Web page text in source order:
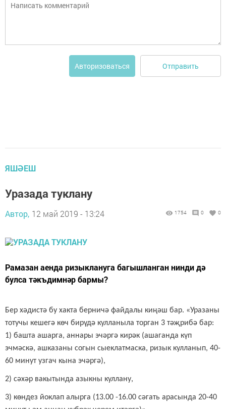
Авторизоваться Отправить
ЯШӘЕШ
Уразада туклану
Автор, 12 май 2019 - 13:24 1754 0 0
Рамазан аенда ризыклануга багышланган нинди дә
булса тәкъдимнәр бармы?
Бер хәдистә бу хакта берничә файдалы киңәш бар. «Уразаны
тотучы кешегә көч бирүдә кулланыла торган 3 тәҗрибә бар:
1) башта ашарга, аннары эчәргә кирәк (ашаганда күп
эчмәскә, ашказаны согын сыеклатмаска, ризык кулланып, 40-
60 минут узгач кына эчәргә),
2) сәхәр вакытында азыкны куллану,
3) көндез йоклап алырга (13.00 -16.00 сәгать арасында 20-40